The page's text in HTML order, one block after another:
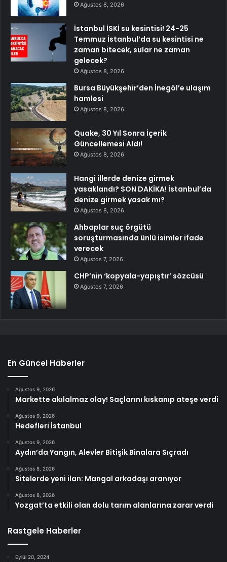
Ağustos 8, 2026
İstanbul İSKİ su kesintisi! 24-25
Temmuz İstanbul’da su kesintisi ne
zaman bitecek, sular ne zaman
gelecek?
Ağustos 8, 2026
Bursa Büyükşehir’den İnegöl’e ulaşım
hamlesi
Ağustos 8, 2026
Quake, 30 Yıl Sonra İçerik
Güncellemesi Aldı!
Ağustos 8, 2026
Hangi illerde denize girmek
yasaklandı? SON DAKİKA! İstanbul’da
denize girmek yasak mı?
Ağustos 8, 2026
Ahbaplar suç örgütü
soruşturmasında ünlü isimler ifade
verecek
Ağustos 7, 2026
CHP’nin ‘kopyala-yapıştır’ sözcüsü
Ağustos 7, 2026
En Güncel Haberler
Ağustos 9, 2026
Markette akılalmaz olay! Saçlarını kıskanıp ateşe verdi
Ağustos 9, 2026
Hedefleri İstanbul
Ağustos 9, 2026
Aydın’da Yangın, Alevler Bitişik Binalara Sıçradı
Ağustos 8, 2026
Sitelerde yeni ilan: Mangal arkadaşı aranıyor
Ağustos 8, 2026
Yozgat’ta etkili olan dolu tarım alanlarına zarar verdi
Rastgele Haberler
Eylül 20, 2024